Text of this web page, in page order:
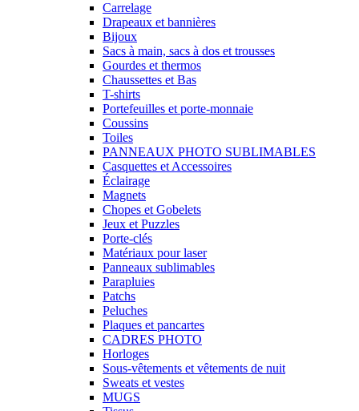
Carrelage
Drapeaux et bannières
Bijoux
Sacs à main, sacs à dos et trousses
Gourdes et thermos
Chaussettes et Bas
T-shirts
Portefeuilles et porte-monnaie
Coussins
Toiles
PANNEAUX PHOTO SUBLIMABLES
Casquettes et Accessoires
Éclairage
Magnets
Chopes et Gobelets
Jeux et Puzzles
Porte-clés
Matériaux pour laser
Panneaux sublimables
Parapluies
Patchs
Peluches
Plaques et pancartes
CADRES PHOTO
Horloges
Sous-vêtements et vêtements de nuit
Sweats et vestes
MUGS